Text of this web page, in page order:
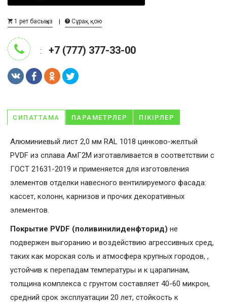
1 рет басыңыз Сұрақ қою
: +7 (777) 377-33-00
СИПАТТАМА ПАРАМЕТРЛЕР ПІКІРЛЕР
Алюминиевый лист 2,0 мм RAL 1018 цинково-желтый
PVDF из сплава АмГ2М изготавливается в соответствии с
ГОСТ 21631-2019 и применяется для изготовления
элементов отделки навесного вентилируемого фасада:
кассет, колонн, карнизов и прочих декоративных
элементов.
Покрытие PVDF (поливинилиденфторид) не
подвержен выгоранию и воздействию агрессивных сред,
таких как морская соль и атмосфера крупных городов, ,
устойчив к перепадам температуры и к царапинам,
толщина комплекса с грунтом составляет 40-60 микрон,
средний срок эксплуатации 20 лет, стойкость к